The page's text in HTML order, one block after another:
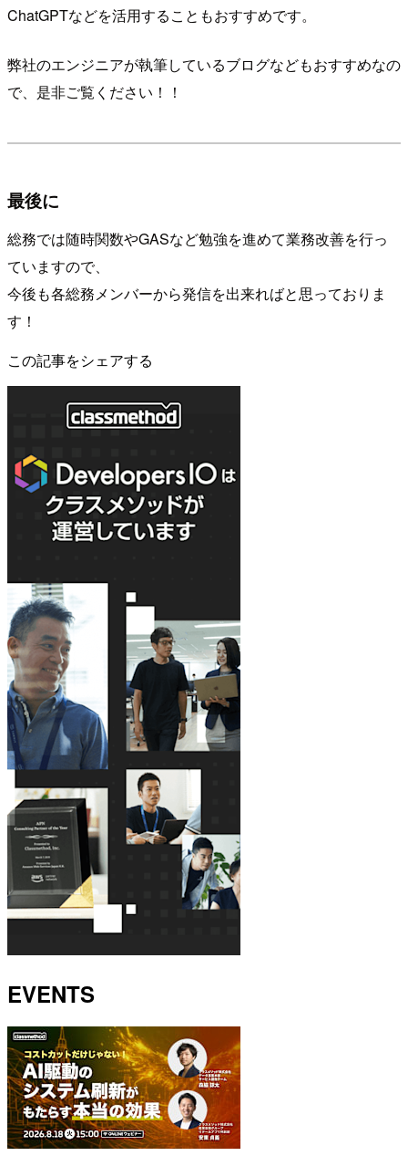
ChatGPTなどを活用することもおすすめです。
弊社のエンジニアが執筆しているブログなどもおすすめなの
で、是非ご覧ください！！
最後に
総務では随時関数やGASなど勉強を進めて業務改善を行っ
ていますので、
今後も各総務メンバーから発信を出来ればと思っておりま
す！
この記事をシェアする
EVENTS